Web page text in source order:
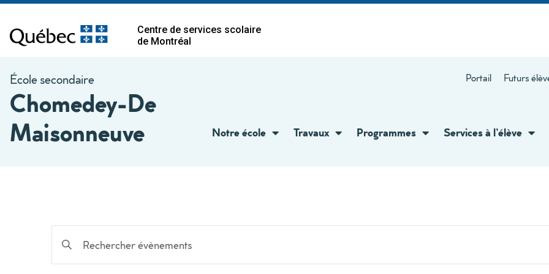
Centre de services scolaire
de Montréal
École secondaire
Chomedey-De
Maisonneuve
Portail Futurs
Notre école Travaux Programmes Services à l’élève
Recherche
Saisir
mot-